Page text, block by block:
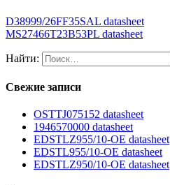
D38999/26FF35SAL datasheet
MS27466T23B53PL datasheet
Найти:
Свежие записи
OSTTJ075152 datasheet
1946570000 datasheet
EDSTLZ955/10-OE datasheet
EDSTL955/10-OE datasheet
EDSTLZ950/10-OE datasheet